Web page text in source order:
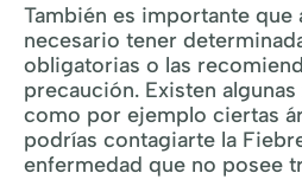
También es importante que
necesario tener
obligatorias o las
precaución. Existen
como por ejemplo ciertas
podrías contagiarte la
enfermedad que no posee